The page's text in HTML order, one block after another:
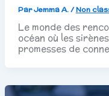
ParJemma A./Non
Le monde des
océan où les
promesses de